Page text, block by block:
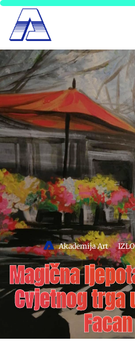
Skip
to
content
Akademija Art
Magična
Cvjetnog trga